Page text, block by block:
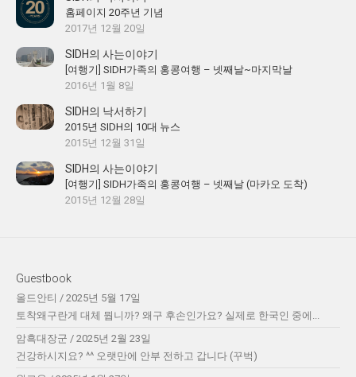
홈페이지 20주년 기념
2017년 12월 20일
SIDH의 사는이야기
[여행기] SIDH가족의 홍콩여행 – 넷째날~마지막날
2016년 1월 8일
SIDH의 낙서하기
2015년 SIDH의 10대 뉴스
2015년 12월 31일
SIDH의 사는이야기
[여행기] SIDH가족의 홍콩여행 – 넷째날 (마카오 도착)
2015년 12월 28일
Guestbook
올드안티 / 2025년 5월 17일
토착왜구란게 대체 뭡니까? 왜구 후손인가요? 실제로 한국인 중에...
암흑대장군 / 2025년 2월 23일
건강하시지요? ^^ 오랫만에 안부 전하고 갑니다 (꾸벅)